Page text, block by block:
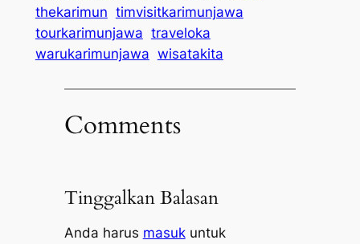
thekarimun timvisitkarimunjawa
tourkarimunjawa traveloka
warukarimunjawa wisatakita
Comments
Tinggalkan Balasan
Anda harus masukuntuk